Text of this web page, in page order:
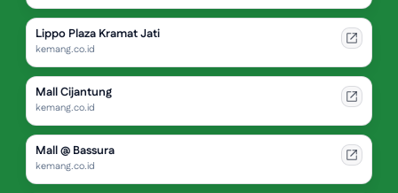
Lippo Plaza Kramat Jati
kemang.co.id
Mall Cijantung
kemang.co.id
Mall @ Bassura
kemang.co.id